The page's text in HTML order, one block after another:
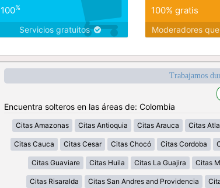
100%
Servicios gratuitos
100% gratis
Moderadores
Trabajamos
Encuentra solteros en las áreas de: Colombia
Citas Amazonas Citas Antioquia Citas Arauca Citas
Citas Cauca Citas Cesar Citas Chocó Citas Cordoba
Citas Guaviare Citas Huila Citas La Guajira Citas
Citas Risaralda Citas San Andres and Providencia